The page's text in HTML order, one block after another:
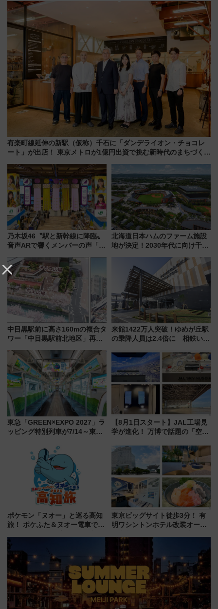
と料金・アクセスを徹底解説
（札幌市）
メリカングルメ＆絶品スイーツ
を満喫（千葉県浦安市）
有楽町線延伸の新駅（仮称）千石に「ダンデライオン・チョコレ
ート」が出店！ 東京メトロが1億円出資で挑む新時代のまちづくり
乃木坂46〝駅と新幹線に降臨〟
音声ARで響くメンバーの声「真
北海道日本ハムのファーム施設
地が決定！2030年代に向け千歳
中目黒駅前に高さ160mの複合タ
ワー「中目黒駅前北地区」再開
来館1422万人突破！ゆめが丘駅
の乗降人員は2.4倍に 相鉄いず
年祭にそうにゃん＆DB.スター
マンが登場
東急「GREEN×EXPO 2027」ラ
ッピング特別列車が7/14～東
ー！ 注目の編成やデザインまと
【8月1日スタート】JAL工場見
学が進化！ 万博で話題の「空飛
限定の歴代制服仮想試着体験も
ポケモン「ヌオー」と巡る高知
旅！ ポケふた＆ヌオー電車で楽
路の絶景と絶品グルメを満喫！
（7月18日スタート）
東京ビッグサイト徒歩3分！ 有
明ワシントンホテル改装オープ
客室」や海鮮丼が人気の朝食ビ
ュッフェを現地レポ